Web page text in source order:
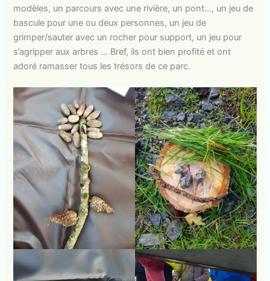
modèles, un parcours avec une rivière, un pont…, un jeu de
bascule pour une ou deux personnes, un jeu de
grimper/sauter avec un rocher pour support, un jeu pour
s’agripper aux arbres … Bref, ils ont bien profité et ont
adoré ramasser tous les trésors de ce parc.